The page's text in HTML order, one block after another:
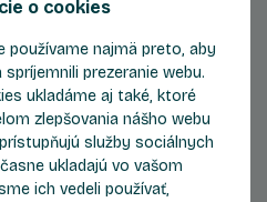
DETAIL
o cookies
používame najmä preto, aby
prezeranie webu.
ukladáme aj také, ktoré
zlepšovania nášho webu
služby sociálnych
ukladajú vo vašom
ich vedeli používať,